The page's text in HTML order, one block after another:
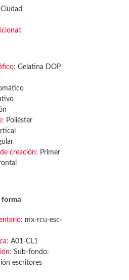
Ciudad
Gelatina DOP
Poliéster
creación: Primer
forma
mx-rcu-esc-
A01-CL1
Sub-fondo:
escritores